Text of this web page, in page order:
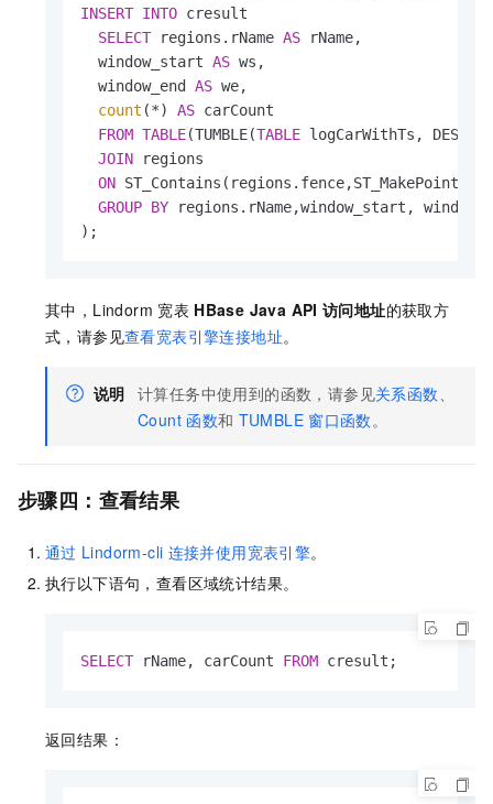
INSERT INTO cresult
SELECT regions.rName AS rName,
  window_start
AS ws,
  window_end
AS we,
count (*) AS carCount
FROM TABLE(TUMBLE(TABLE logCarWithTs,
JOIN regions
ON
GROUP BY regions.rName,window_start,
);
其中，Lindorm 宽表 HBase Java API 访问地址的获取方
式，请参见查看宽表引擎连接地址。
说明 计算任务中使用到的函数，请参见关系函数、
Count 函数和 TUMBLE 窗口函数。
步骤四：查看结果
通过 Lindorm-cli 连接并使用宽表引擎。
执行以下语句，查看区域统计结果。
SELECT rName, carCount FROM cresult;
返回结果：